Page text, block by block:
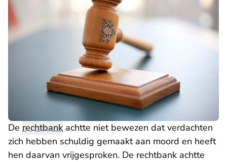
De rechtbank achtte niet bewezen dat verdachten
zich hebben schuldig gemaakt aan moord en heeft
hen daarvan vrijgesproken. De rechtbank achtte